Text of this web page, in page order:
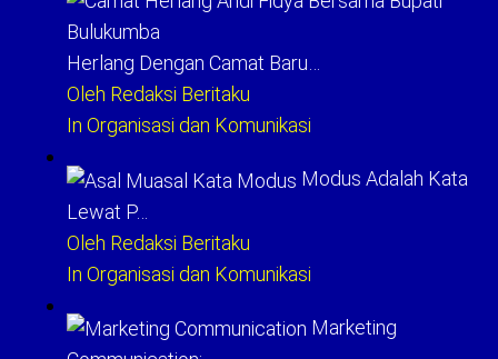
Herlang Dengan Camat Baru…
Oleh Redaksi Beritaku
In Organisasi dan Komunikasi
Modus Adalah Kata
Lewat P…
Oleh Redaksi Beritaku
In Organisasi dan Komunikasi
Marketing